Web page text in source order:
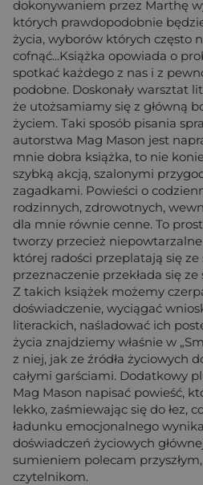
dokonywaniem przez Marthę
których prawdopodobnie
życia, wyborów których często
cofnąć...Książka opowiada o
spotkać każdego z nas i z
podobne. Doskonały warsztat
że utożsamiamy się z główną
życiem. Taki sposób pisania
autorstwa Mag Mason jest
mnie dobra książka, to nie
szybką akcją, szalonymi
zagadkami. Powieści o
rodzinnych, zdrowotnych,
dla mnie równie cenne. To
tworzy przecież
której radości przeplatają się
przeznaczenie przekłada się
Z takich książek możemy
doświadczenie, wyciągać
literackich, naśladować ich
życia znajdziemy właśnie w
z niej, jak ze źródła życiowych
całymi garściami. Dodatkowy
Mag Mason napisać powieść,
lekko, zaśmiewając się do łez,
ładunku emocjonalnego
doświadczeń życiowych
sumieniem polecam
czytelnikom.